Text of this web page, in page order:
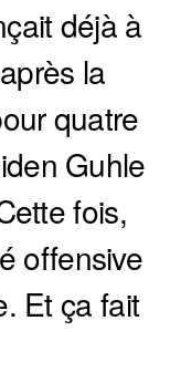
déjà à
la
quatre
Guhle
fois,
offensive
Et ça fait